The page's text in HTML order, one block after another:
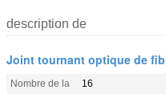
description de
Joint tournant optique de
Nombre de la
16